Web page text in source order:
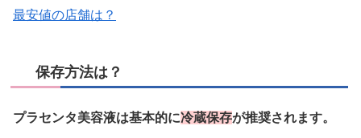
最安値の店舗は？
保存方法は？
プラセンタ美容液は基本的に冷蔵保存が推奨されます。